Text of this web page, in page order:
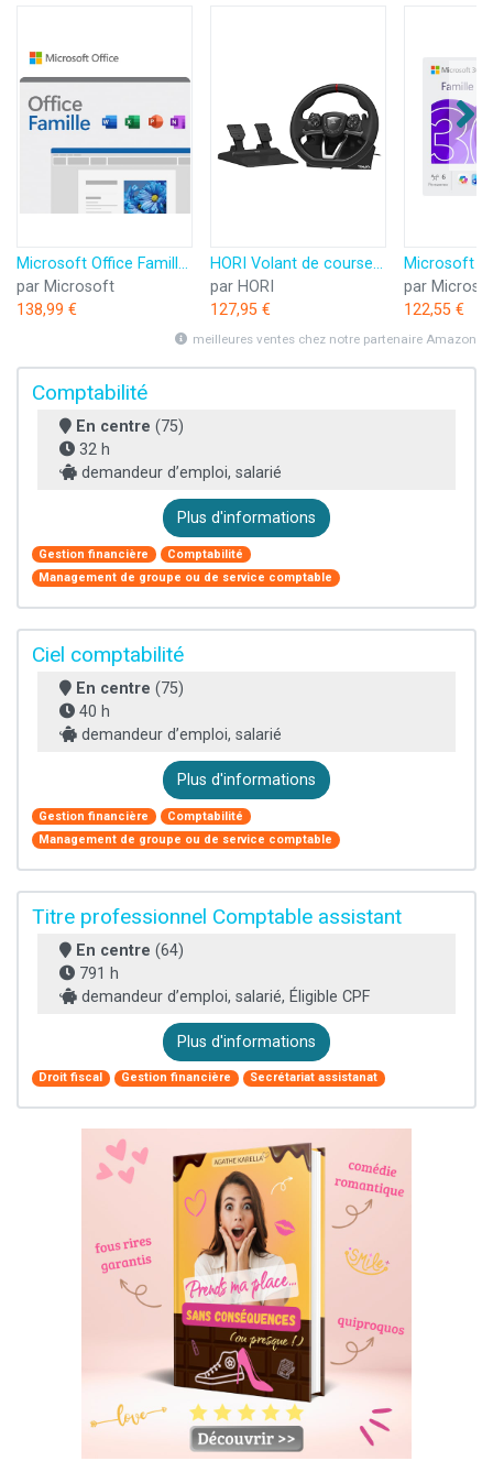
Microsoft Office Famille 2024 | Code d'activation envoyé par email
par Microsoft
138,99 €
HORI Volant de course APEX pour Playstation 5, Playstation 4 et PC - Licence officielle Sony
par HORI
127,95 €
par
122,55 €
meilleures ventes chez notre partenaire Amazon
Comptabilité
En centre (75)
32 h
demandeur d’emploi, salarié
Plus d'informations
Gestion financière
Comptabilité
Management de groupe ou de service comptable
Ciel comptabilité
En centre (75)
40 h
demandeur d’emploi, salarié
Plus d'informations
Gestion financière
Comptabilité
Management de groupe ou de service comptable
Titre professionnel Comptable assistant
En centre (64)
791 h
demandeur d’emploi, salarié, Éligible CPF
Plus d'informations
Droit fiscal Gestion financière Secrétariat assistanat